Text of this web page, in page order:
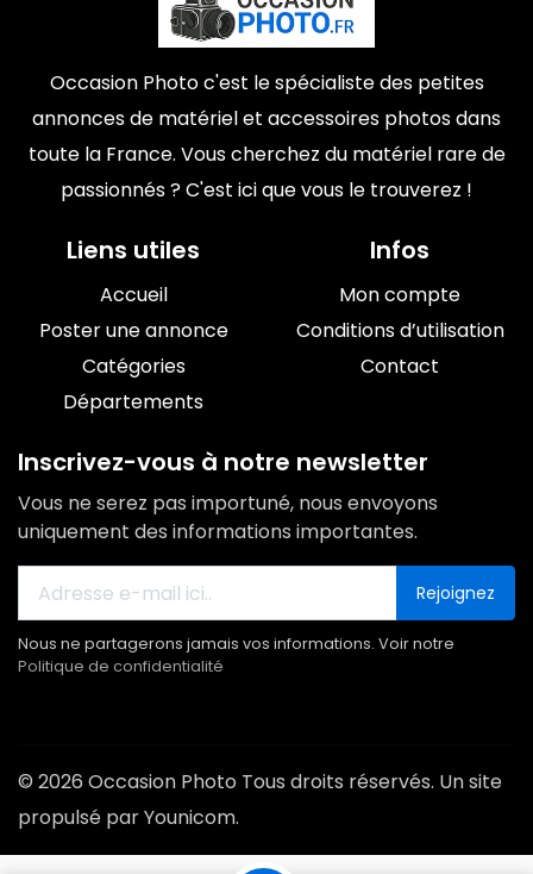
Occasion Photo c'est le spécialiste des petites
annonces de matériel et accessoires photos dans
toute la France. Vous cherchez du matériel rare de
passionnés ? C'est ici que vous le trouverez !
Liens utiles
Accueil
Poster une annonce
Catégories
Départements
Infos
Mon compte
Conditions d’utilisation
Contact
Inscrivez-vous à notre newsletter
Vous ne serez pas importuné, nous envoyons
uniquement des informations importantes.
Rejoignez
Nous ne partagerons jamais vos informations. Voir notre
Politique de confidentialité
© 2026 Occasion Photo Tous droits réservés. Un site
propulsé par Younicom.